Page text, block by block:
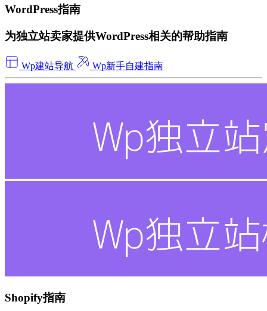
WordPress指南
为独立站卖家提供WordPress相关的帮助指南
Wp建站导航 Wp新手自建指南
Shopify指南